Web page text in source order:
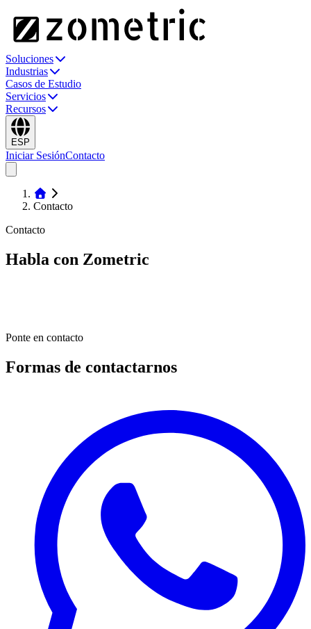
Soluciones
Industrias
Casos de Estudio
Servicios
Recursos
ESP
Iniciar SesiónContacto
Contacto
Contacto
Habla con Zometric
Ponte en contacto
Formas de contactarnos